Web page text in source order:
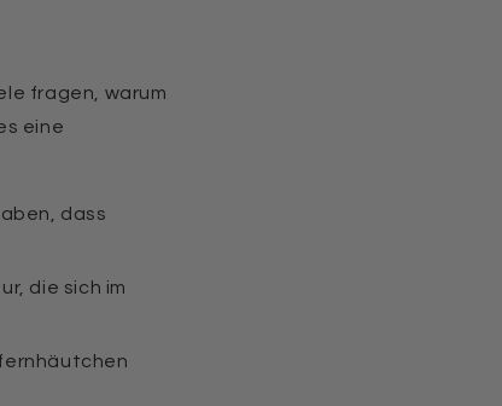
fragen, warum
eine
dass
die sich im